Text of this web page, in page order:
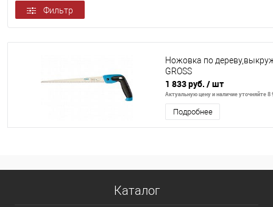
Фильтр
Ножовка по
GROSS
1 833 руб. / шт
Актуальную цену и наличие уточняйте 8
Подробнее
Каталог